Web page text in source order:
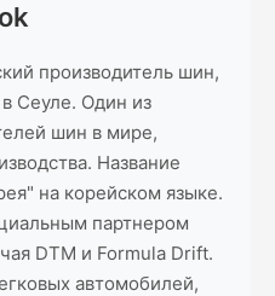
производитель шин,
Сеуле. Один из
шин в мире,
Название
на корейском языке.
партнером
DTM и Formula Drift.
автомобилей,